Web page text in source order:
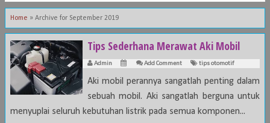
Home » Archive for September 2019
Tips Sederhana Merawat Aki Mobil
Admin Add Comment tips otomotif
Aki mobil perannya sangatlah penting dalam
sebuah mobil. Aki sangatlah berguna untuk
menyuplai seluruh kebutuhan listrik pada semua komponen...